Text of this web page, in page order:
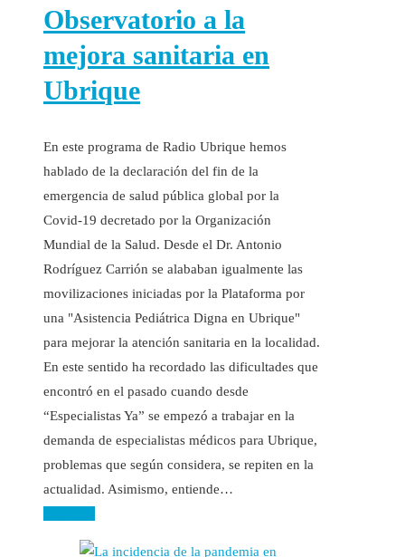
Observatorio a la
mejora sanitaria en
Ubrique
En este programa de Radio Ubrique hemos
hablado de la declaración del fin de la
emergencia de salud pública global por la
Covid-19 decretado por la Organización
Mundial de la Salud. Desde el Dr. Antonio
Rodríguez Carrión se alababan igualmente las
movilizaciones iniciadas por la Plataforma por
una "Asistencia Pediátrica Digna en Ubrique"
para mejorar la atención sanitaria en la localidad.
En este sentido ha recordado las dificultades que
encontró en el pasado cuando desde
“Especialistas Ya” se empezó a trabajar en la
demanda de especialistas médicos para Ubrique,
problemas que según considera, se repiten en la
actualidad. Asimismo, entiende…